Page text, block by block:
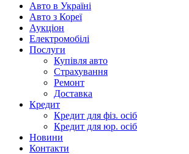
Авто в Україні
Авто з Кореї
Аукціон
Електромобілі
Послуги
Купівля авто
Страхування
Ремонт
Доставка
Кредит
Кредит для фіз. осіб
Кредит для юр. осіб
Новини
Контакти